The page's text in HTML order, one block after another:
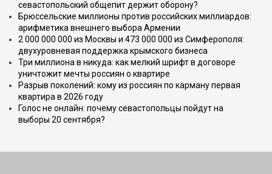
севастопольский общепит держит оборону?
Брюссельские миллионы против российских миллиардов:
арифметика внешнего выбора Армении
2 000 000 000 из Москвы и 473 000 000 из Симферополя:
двухуровневая поддержка крымского бизнеса
Три миллиона в никуда: как мелкий шрифт в договоре
уничтожит мечты россиян о квартире
Разрыв поколений: кому из россиян по карману первая
квартира в 2026 году
Голос не онлайн: почему севастопольцы пойдут на
выборы 20 сентября?